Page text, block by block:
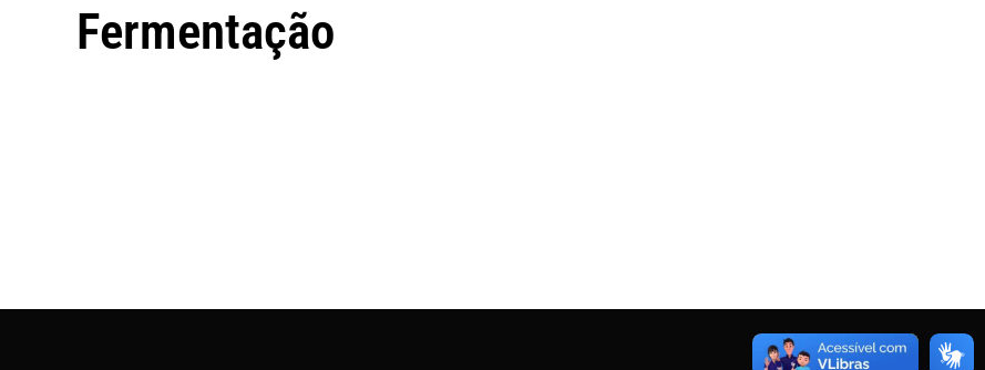
Fermentação